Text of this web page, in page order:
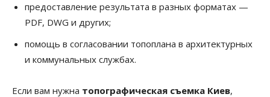
предоставление результата в разных форматах —
PDF, DWG и других;
помощь в согласовании топоплана в архитектурных
и коммунальных службах.
Если вам нужна топографическая съемка Киев,